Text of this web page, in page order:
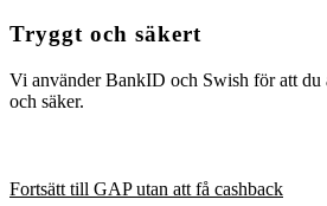
Tryggt och säkert
Vi använder BankID och Swish för att
och säker.
Fortsätt till GAP utan att få cashback